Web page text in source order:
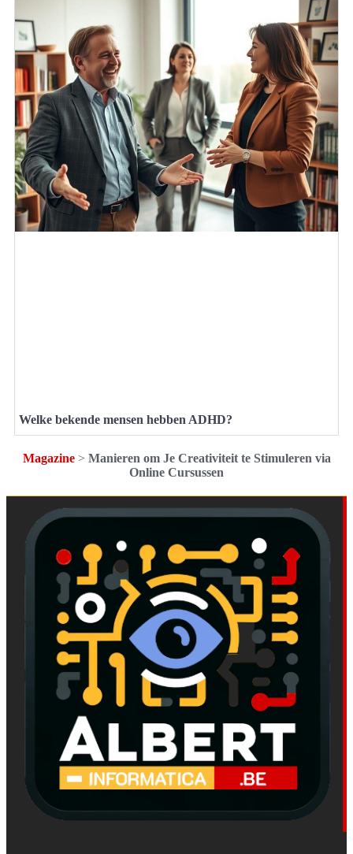
Welke bekende mensen hebben ADHD?
Magazine> Manieren om Je Creativiteit te Stimuleren via
Online Cursussen